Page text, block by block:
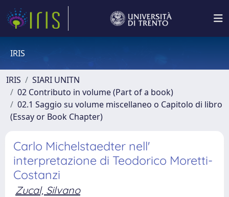
IRIS
IRIS
SIARI UNITN
02 Contributo in volume (Part of a book)
02.1 Saggio su volume miscellaneo o Capitolo di libro
(Essay or Book Chapter)
Carlo Michelstaedter nell'
interpretazione di Teodorico Moretti-
Costanzi
Zucal, Silvano